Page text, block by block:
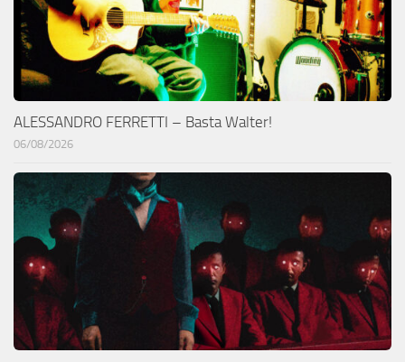
ALESSANDRO FERRETTI – Basta Walter!
06/08/2026